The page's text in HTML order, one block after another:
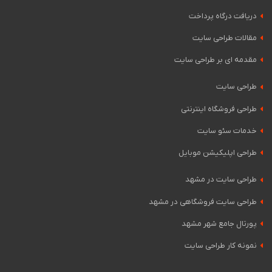
وب، سالهاست که پا به عرصه وب جهت خدمت به
هموطنان عزیز گذاشته است. پاسخ گویی به نیازهای
سایت فروشگاهی و طراحی سایت با قالب های اختصاصی
از قابلیت های طراحی سایت کرج می باشد.
دریافت درگاه پرداخت
مقالات طراحی سایت
مقدمه ای بر طراحی سایت
طراحی سایت
طراحی فروشگاه اینترنتی
خدمات سئو سایت
طراحی اپلیکیشن موبایل
طراحی سایت در مشهد
طراحی سایت فروشگاهی در مشهد
پورتال جامع شهر مشهد
نمونه کار طراحی سایت